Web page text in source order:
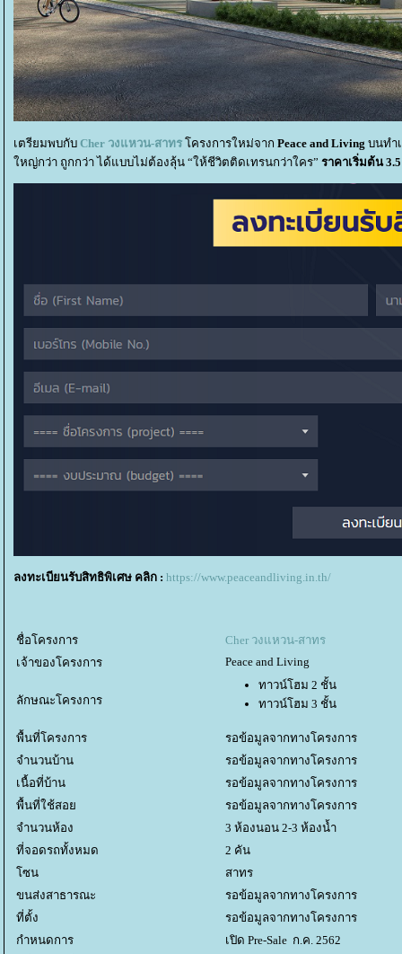
เตรียมพบกับ Cher วงแหวน-สาทร ครงการใหม่จาก Peace and Living บนทำ
หญ่กว่า ถูกกว่า ได้แบบไม่ต้องลุ้น “ให้ชีวิตติดเทรนกว่าใคร” ราคาเริ่มต้น
ลงทะเบียนรับสิทธิพิเศษ คลิก : https://www.peaceandliving.in.th/
ชื่อโครงการ
Cher วงแหวน-สาทร
เจ้าของโครงการ
Peace and Living
ลักษณะโครงการ
ทาวน์โฮม 2 ชั้น
ทาวน์โฮม 3 ชั้น
พื้นที่โครงการ
รอข้อมูลจากทางโครงการ
จำนวนบ้าน
รอข้อมูลจากทางโครงการ
เนื้อที่บ้าน
รอข้อมูลจากทางโครงการ
พื้นที่ใช้สอ
รอข้อมูลจากทางโครงการ
จำนวนห้อง
3 ห้องนอน 2-3 ห้องน้ำ
ที่จอดรถทั้งหมด
2 คัน
ซน
สาทร
ขนส่งสาธารณะ
รอข้อมูลจากทางโครงการ
ที่ตั้ง
รอข้อมูลจากทางโครงการ
กำหนดการ
เปิด Pre-Sale ก.ค. 2562